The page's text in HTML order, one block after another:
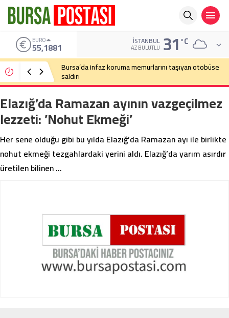
EURO
55,1881 İSTANBUL
AZ BULUTLU 31°C
Bursa’da infaz koruma memurlarını taşıyan otobüse
saldırı
Elazığ’da Ramazan ayının vazgeçilmez
lezzeti: ’Nohut Ekmeği’
Her sene olduğu gibi bu yılda Elazığ’da Ramazan ayı ile birlikte
nohut ekmeği tezgahlardaki yerini aldı. Elazığ’da yarım asırdır
üretilen bilinen …